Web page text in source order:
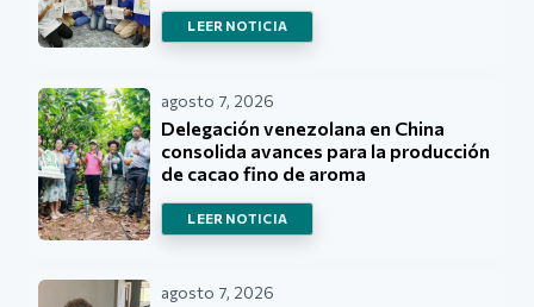
LEER NOTICIA
agosto 7, 2026
Delegación venezolana en China
consolida avances para la producción
de cacao fino de aroma
LEER NOTICIA
agosto 7, 2026